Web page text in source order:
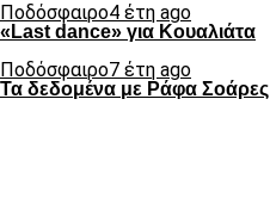
Ποδόσφαιρο4 έτη ago
«Last dance» για Κουαλιάτα
Ποδόσφαιρο7 έτη ago
Τα δεδομένα με Ράφα Σοάρες